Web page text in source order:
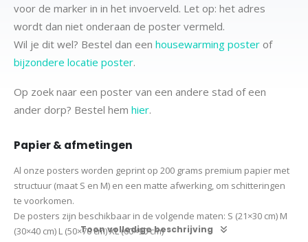
voor de marker in in het invoerveld. Let op: het adres
wordt dan niet onderaan de poster vermeld.
Wil je dit wel? Bestel dan een housewarming poster of
bijzondere locatie poster.
Op zoek naar een poster van een andere stad of een
ander dorp? Bestel hem hier.
Papier & afmetingen
Al onze posters worden geprint op 200 grams premium papier met
structuur (maat S en M) en een matte afwerking, om schitteringen
te voorkomen.
De posters zijn beschikbaar in de volgende maten: S (21×30 cm) M
(30×40 cm) L (50×70 cm) XL (60×90 cm)
Toon volledige beschrijving